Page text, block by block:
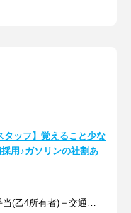
タッフ】覚えること少な
用♪ガソリンの社割あ
時給1080円～＋資格手当(乙4所有者)＋交通費規定支給